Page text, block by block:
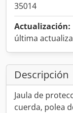
35014
Actualización:
última
Descripción
Jaula de
cuerda, polea